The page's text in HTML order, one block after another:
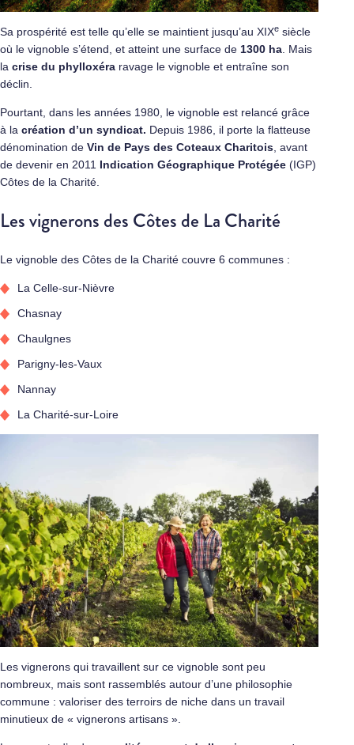
Sa prospérité est telle qu’elle se maintient jusqu’au XIXe siècle
où le vignoble s’étend, et atteint une surface de 1300 ha . Mais
la crise du phylloxéra ravage le vignoble et entraîne son
déclin.
Pourtant, dans les années 1980, le vignoble est relancé grâce
à la création d’un syndicat. Depuis 1986, il porte la flatteuse
dénomination de Vin de Pays des Coteaux Charitois , avant
de devenir en 2011 Indication Géographique Protégée (IGP)
Côtes de la Charité.
Les vignerons des Côtes de La Charité
Le vignoble des Côtes de la Charité couvre 6 communes :
La Celle-sur-Nièvre
Chasnay
Chaulgnes
Parigny-les-Vaux
Nannay
La Charité-sur-Loire
Les vignerons qui travaillent sur ce vignoble sont peu
nombreux, mais sont rassemblés autour d’une philosophie
commune : valoriser des terroirs de niche dans un travail
minutieux de « vignerons artisans ».